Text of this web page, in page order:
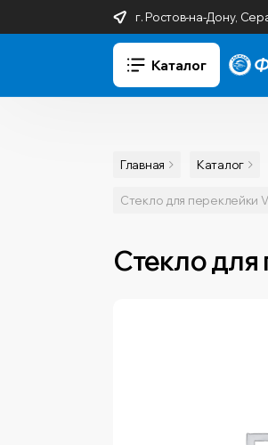
г. Ростов-на-Дону,
Каталог
Главная Каталог
Стекло для переклейки
Стекло для